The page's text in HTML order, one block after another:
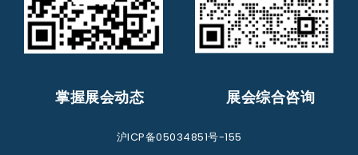
掌握展会动态 展会综合咨询
沪ICP备05034851号-155